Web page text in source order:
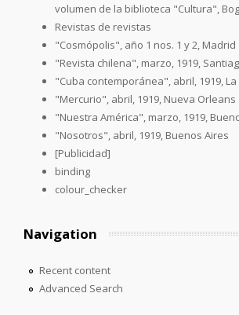
volumen de la biblioteca "Cultura",
Revistas de revistas
"Cosmópolis", año 1 nos. 1 y 2, Madrid
"Revista chilena", marzo, 1919,
"Cuba contemporánea", abril, 1919,
"Mercurio", abril, 1919, Nueva Orleans
"Nuestra América", marzo, 1919,
"Nosotros", abril, 1919, Buenos Aires
[Publicidad]
binding
colour_checker
Navigation
Recent content
Advanced Search